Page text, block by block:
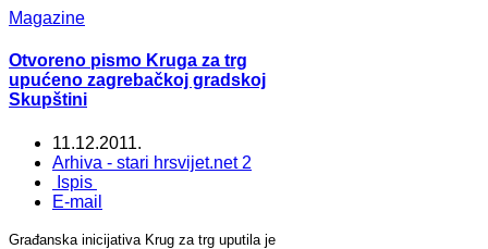
Magazine
Otvoreno pismo Kruga za trg
upućeno zagrebačkoj gradskoj
Skupštini
11.12.2011.
Arhiva - stari hrsvijet.net 2
Ispis
E-mail
Građanska inicijativa Krug za trg uputila je